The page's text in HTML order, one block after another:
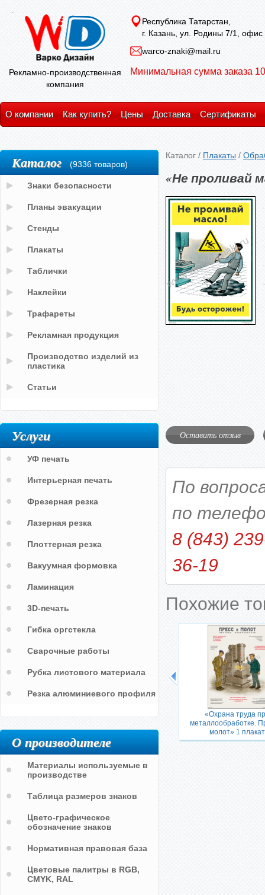
Рекламно-производственная
компания
Республика Татарстан,
г. Казань, ул. Родины 7/1, офис
warco-znaki@mail.ru
Минимальная сумма заказа
О компании Как купить? Цены Доставка Сертификаты
Каталог / Плакаты /
«Не проливай
Оставить отзыв
По
по
8 (843)
36-19
Похожие
плакат
«Охрана труда
металлообработке.
молот» 1 плакат
Каталог (9336 товаров)
Знаки безопасности
Планы эвакуации
Стенды
Плакаты
Таблички
Наклейки
Трафареты
Рекламная продукция
Производство изделий из
пластика
Статьи
Услуги
УФ печать
Интерьерная печать
Фрезерная резка
Лазерная резка
Плоттерная резка
Вакуумная формовка
Ламинация
3D-печать
Гибка оргстекла
Сварочные работы
Рубка листового материала
Резка алюминиевого профиля
О производителе
Материалы используемые в
производстве
Таблица размеров знаков
Цвето-графическое
обозначение знаков
Нормативная правовая база
Цветовые палитры в RGB,
CMYK, RAL